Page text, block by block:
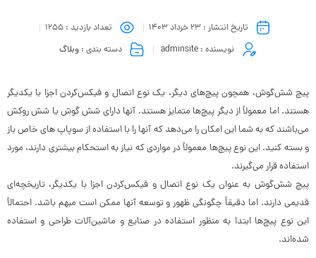
تاریخ انتشار : ۲۳ خرداد ۱۴۰۳ تعداد بازدید : 1255
نویسنده : adminsite دسته بندی : وبلاگ
پیچ‌ شش‌گوش، همچون پیچ‌های دیگر، یک نوع اتصال و فیکس‌کردن اجزا با یکدیگر
هستند. اما معمولاً از دیگر پیچ‌ها متمایز هستند. آنها دارای شش گوش یا شش روکش
می‌باشند که به شما این امکان را می‌دهد که آنها را با استفاده از سوپاپ های خاص باز
و بسته کنید. این نوع پیچ‌ها معمولاً در مواردی که نیاز به استحکام بیشتری دارند، مورد
استفاده قرار می‌گیرند.
پیچ‌ شش‌گوش به عنوان یک نوع اتصال و فیکس‌کردن اجزا با یکدیگر، تاریخچه‌ای
قدیمی دارند. اما دقیقاً چگونگی ظهور و توسعه آنها ممکن است مبهم باشد. احتمالاً
این نوع پیچ‌ها ابتدا به منظور استفاده در صنایع و ماشین‌آلات طراحی و استفاده
شده‌اند.